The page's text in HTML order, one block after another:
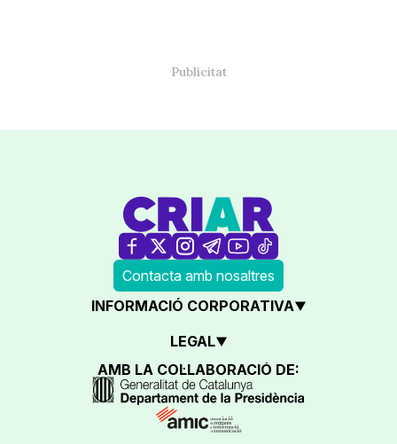
Contacta amb nosaltres
INFORMACIÓ CORPORATIVA
LEGAL
AMB LA COL·LABORACIÓ DE: